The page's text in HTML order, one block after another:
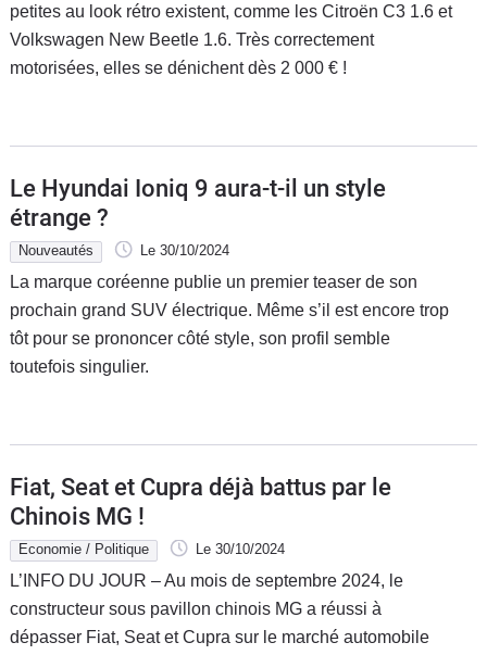
petites au look rétro existent, comme les Citroën C3 1.6 et
Volkswagen New Beetle 1.6. Très correctement
motorisées, elles se dénichent dès 2 000 € !
Le Hyundai Ioniq 9 aura-t-il un style
étrange ?
Nouveautés Le 30/10/2024
La marque coréenne publie un premier teaser de son
prochain grand SUV électrique. Même s’il est encore trop
tôt pour se prononcer côté style, son profil semble
toutefois singulier.
Fiat, Seat et Cupra déjà battus par le
Chinois MG !
Economie / Politique Le 30/10/2024
L’INFO DU JOUR – Au mois de septembre 2024, le
constructeur sous pavillon chinois MG a réussi à
dépasser Fiat, Seat et Cupra sur le marché automobile